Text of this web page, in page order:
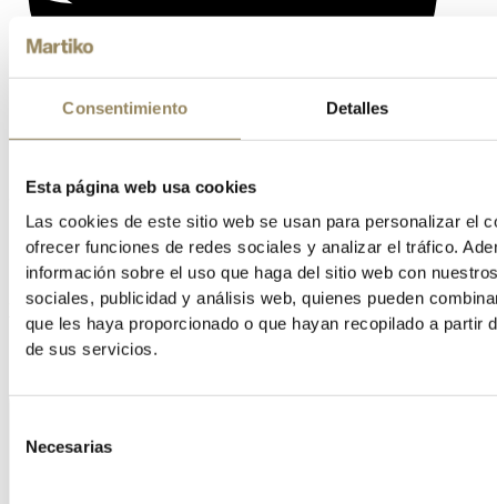
Consentimiento Detalles
Esta página web usa cookies
Las cookies de este sitio web se usan para personalizar el
ofrecer funciones de redes sociales y analizar el tráfico.
información sobre el uso que haga del sitio web con
sociales, publicidad y análisis web, quienes pueden
que les haya proporcionado o que hayan recopilado a partir
de sus servicios.
Necesarias
Vimeo